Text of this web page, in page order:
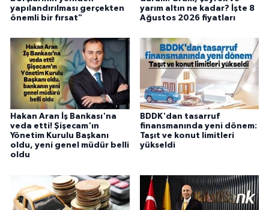
yapılandırılması gerçekten
önemli bir fırsat"
yarım altın ne kadar? İşte 8
Ağustos 2026 fiyatları
Hakan Aran İş Bankası'na
veda etti! Şişecam'ın
Yönetim Kurulu Başkanı
oldu, yeni genel müdür belli
oldu
BDDK'dan tasarruf
finansmanında yeni dönem:
Taşıt ve konut limitleri
yükseldi